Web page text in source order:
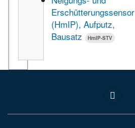
Erschütterungssensor
(HmIP), Aufputz,
Bausatz
HmIP-STV